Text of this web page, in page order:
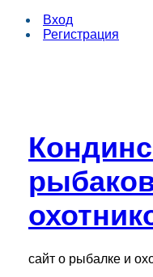
Вход
Регистрация
сайт о рыбалке и